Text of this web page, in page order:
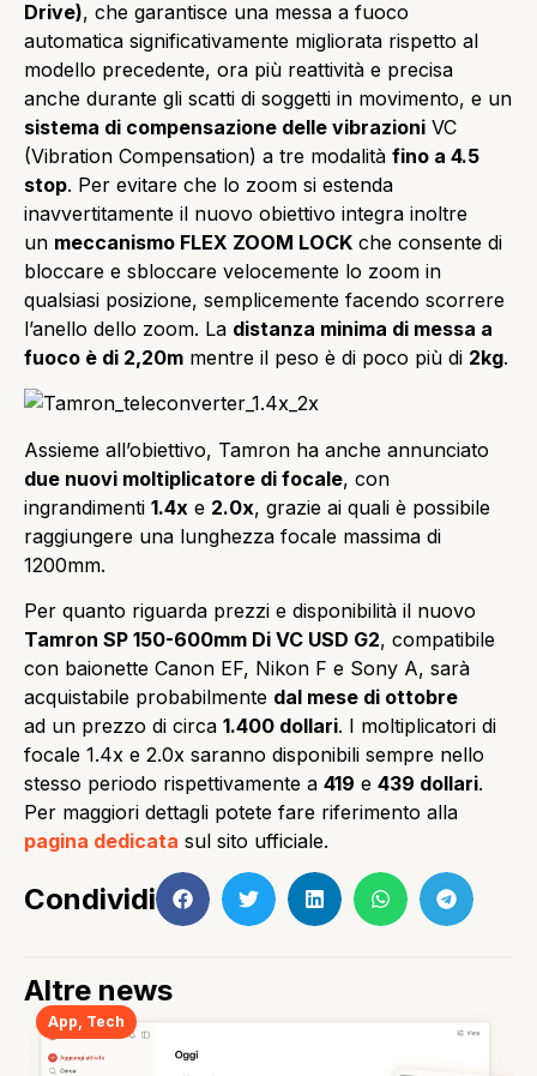
Drive), che garantisce una messa a fuoco
automatica significativamente migliorata rispetto al
modello precedente, ora più reattività e precisa
anche durante gli scatti di soggetti in movimento, e un
sistema di compensazione delle vibrazioni VC
(Vibration Compensation) a tre modalità fino a 4.5
stop. Per evitare che lo zoom si estenda
inavvertitamente il nuovo obiettivo integra inoltre
un meccanismo FLEX ZOOM LOCK che consente di
bloccare e sbloccare velocemente lo zoom in
qualsiasi posizione, semplicemente facendo scorrere
l’anello dello zoom. La distanza minima di messa a
fuoco è di 2,20m mentre il peso è di poco più di 2kg.
Assieme all’obiettivo, Tamron ha anche annunciato
due nuovi moltiplicatore di focale, con
ingrandimenti 1.4x e 2.0x, grazie ai quali è possibile
raggiungere una lunghezza focale massima di
1200mm.
Per quanto riguarda prezzi e disponibilità il nuovo
Tamron SP 150-600mm Di VC USD G2, compatibile
con baionette Canon EF, Nikon F e Sony A, sarà
acquistabile probabilmente dal mese di ottobre
ad un prezzo di circa 1.400 dollari. I moltiplicatori di
focale 1.4x e 2.0x saranno disponibili sempre nello
stesso periodo rispettivamente a 419 e 439 dollari.
Per maggiori dettagli potete fare riferimento alla
pagina dedicata sul sito ufficiale.
Condividi
Altre news
App, Tech